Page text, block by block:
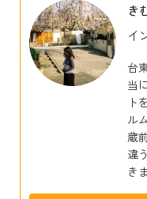
き
イ
台
当
ト
ル
蔵
違
き